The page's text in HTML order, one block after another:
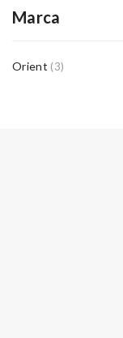
Marca
Orient (3)